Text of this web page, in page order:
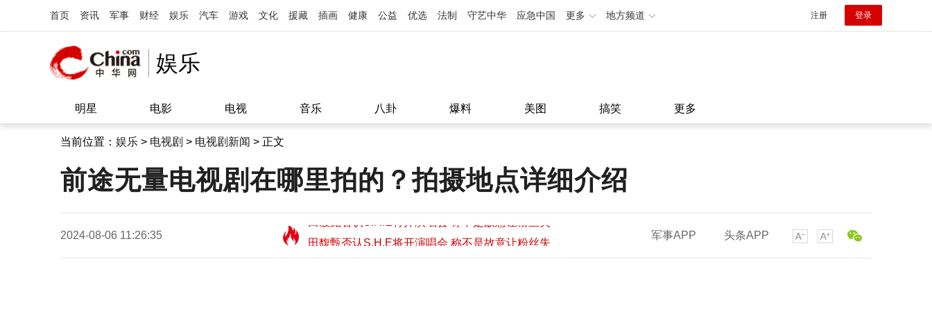
首页 资讯 军事 财经 娱乐 汽车 游戏 文化 援藏 插画 健康 公益 优选 法制 守艺中华 应急中国 更多 地方频道 注册 登录
娱乐
明星 电影 电视 音乐 八卦 爆料 美图 搞笑 更多
当前位置： 娱乐 > 电视剧 > 电视剧新闻 > 正文
前途无量电视剧在哪里拍的？拍摄地点详细介绍
2024-08-06 11:26:35
田馥甄否认S.H.E将开演唱会 称不是故意让粉丝失
望11:08
田馥甄否认S.H.E将开演唱会 称不是故意让粉丝失
军事APP 头条APP